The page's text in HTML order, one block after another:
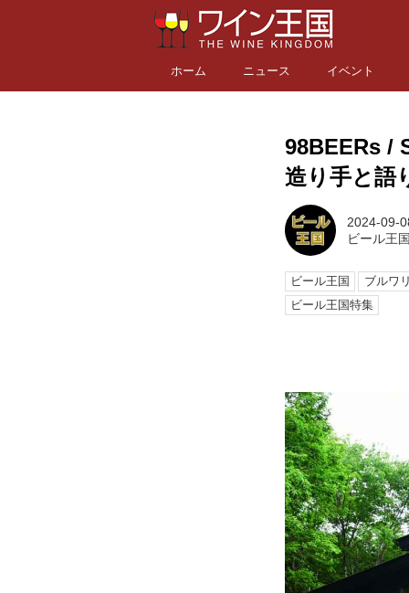
ホーム ニュース イベント
98BEERs /
造り手と語
2024-09-
ビール王
ビール王国
ブルワ
ビール王国特集